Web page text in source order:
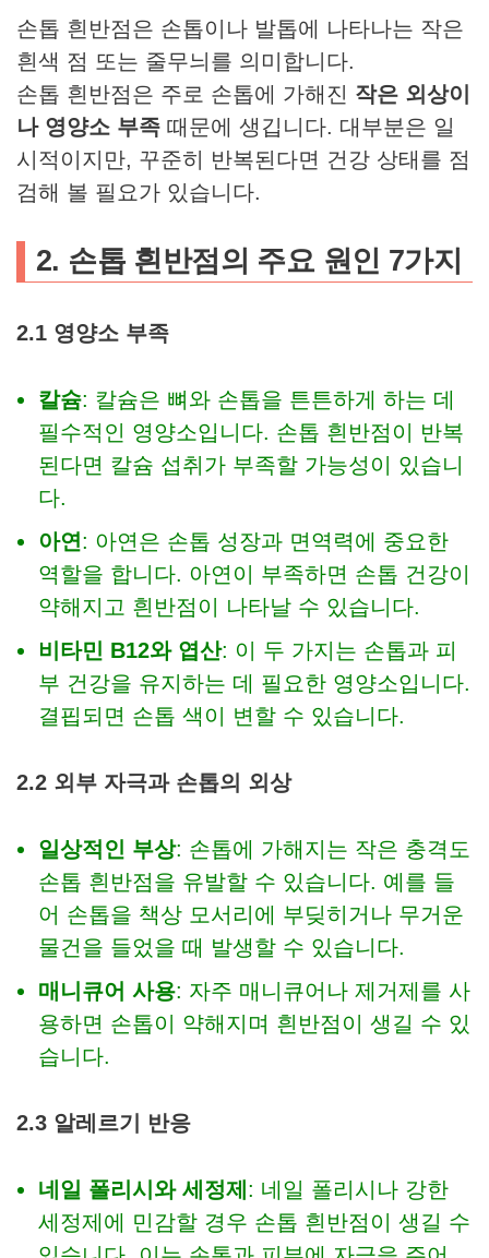
손톱 흰반점은 손톱이나 발톱에 나타나는 작은
흰색 점 또는 줄무늬를 의미합니다.
손톱 흰반점은 주로 손톱에 가해진 작은 외상이
나 영양소 부족 때문에 생깁니다. 대부분은 일
시적이지만, 꾸준히 반복된다면 건강 상태를 점
검해 볼 필요가 있습니다.
2. 손톱 흰반점의 주요 원인 7가지
2.1 영양소 부족
칼슘: 칼슘은 뼈와 손톱을 튼튼하게 하는 데
필수적인 영양소입니다. 손톱 흰반점이 반복
된다면 칼슘 섭취가 부족할 가능성이 있습니
다.
아연 : 아연은 손톱 성장과 면역력에 중요한
역할을 합니다. 아연이 부족하면 손톱 건강이
약해지고 흰반점이 나타날 수 있습니다.
비타민 B12와 엽산: 이 두 가지는 손톱과 피
부 건강을 유지하는 데 필요한 영양소입니다.
결핍되면 손톱 색이 변할 수 있습니다.
2.2 외부 자극과 손톱의 외상
일상적인 부상: 손톱에 가해지는 작은 충격도
손톱 흰반점을 유발할 수 있습니다. 예를 들
어 손톱을 책상 모서리에 부딪히거나 무거운
물건을 들었을 때 발생할 수 있습니다.
매니큐어 사용: 자주 매니큐어나 제거제를 사
용하면 손톱이 약해지며 흰반점이 생길 수 있
습니다.
2.3 알레르기 반응
네일 폴리시와 세정제 : 네일 폴리시나 강한
세정제에 민감할 경우 손톱 흰반점이 생길 수